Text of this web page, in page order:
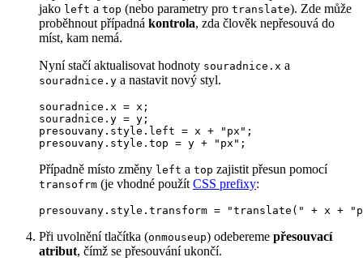
jako left a top (nebo parametry pro translate). Zde může
proběhnout případná kontrola, zda člověk nepřesouvá do
míst, kam nemá.
Nyní stačí aktualisovat hodnoty souradnice.x a
souradnice.y a nastavit nový styl.
souradnice.x = x;
souradnice.y = y;
presouvany.style.left = x + "px";
presouvany.style.top = y + "px";
Případně místo změny left a top zajistit přesun pomocí
transofrm (je vhodné použít CSS prefixy:
presouvany.style.transform = "translate(" + x +
Při uvolnění tlačítka (onmouseup) odebereme přesouvací
atribut, čímž se přesouvání ukončí.